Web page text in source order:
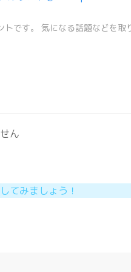
です。 気になる話題などを取
ん
てみましょう！